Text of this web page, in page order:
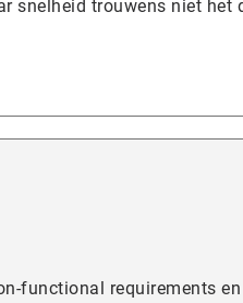
snelheid trouwens niet het
functional requirements